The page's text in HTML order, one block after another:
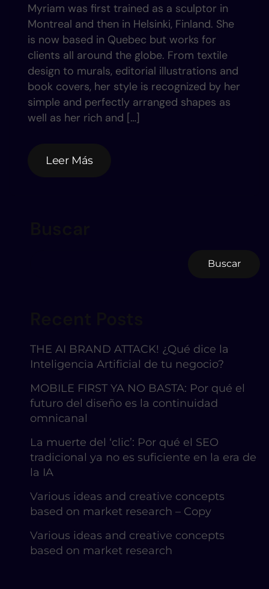
Myriam was first trained as a sculptor in
Montreal and then in Helsinki, Finland. She
is now based in Quebec but works for
clients all around the globe. From textile
design to murals, editorial illustrations and
book covers, her style is recognized by her
simple and perfectly arranged shapes as
well as her rich and […]
Leer Más
Buscar
THE AI BRAND ATTACK! ¿Qué dice la
Inteligencia Artificial de tu negocio?
MOBILE FIRST YA NO BASTA: Por qué el
futuro del diseño es la continuidad
omnicanal
La muerte del ‘clic’: Por qué el SEO
tradicional ya no es suficiente en la era de
la IA
Various ideas and creative concepts
based on market research – Copy
Various ideas and creative concepts
based on market research